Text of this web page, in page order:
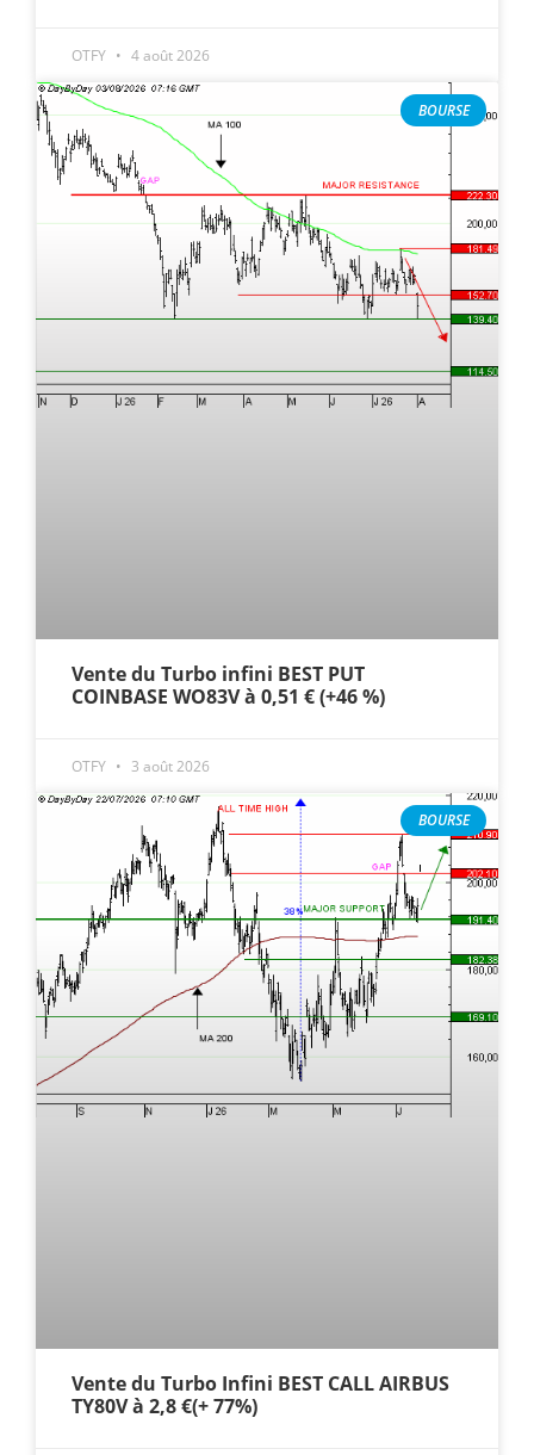
OTFY 4 août 2026
BOURSE
Vente du Turbo infini BEST PUT
COINBASE WO83V à 0,51 € (+46 %)
OTFY 3 août 2026
BOURSE
Vente du Turbo Infini BEST CALL AIRBUS
TY80V à 2,8 €(+ 77%)